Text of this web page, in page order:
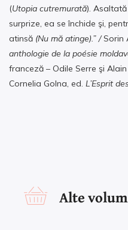
(Utopia cutremurată).
surprize, ea se închide şi,
atinsă (Nu mă atinge).” /Sorin
anthologie de la poésie
franceză – Odile Serre şi
Cornelia Golna, ed. L’Esprit
Alte